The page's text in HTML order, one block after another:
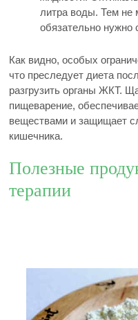
литра воды. Тем не
обязательно нужно
Как видно, особых
что преследует диета
разгрузить органы ЖКТ.
пищеварение,
веществами и защищает
кишечника.
Полезные
терапии